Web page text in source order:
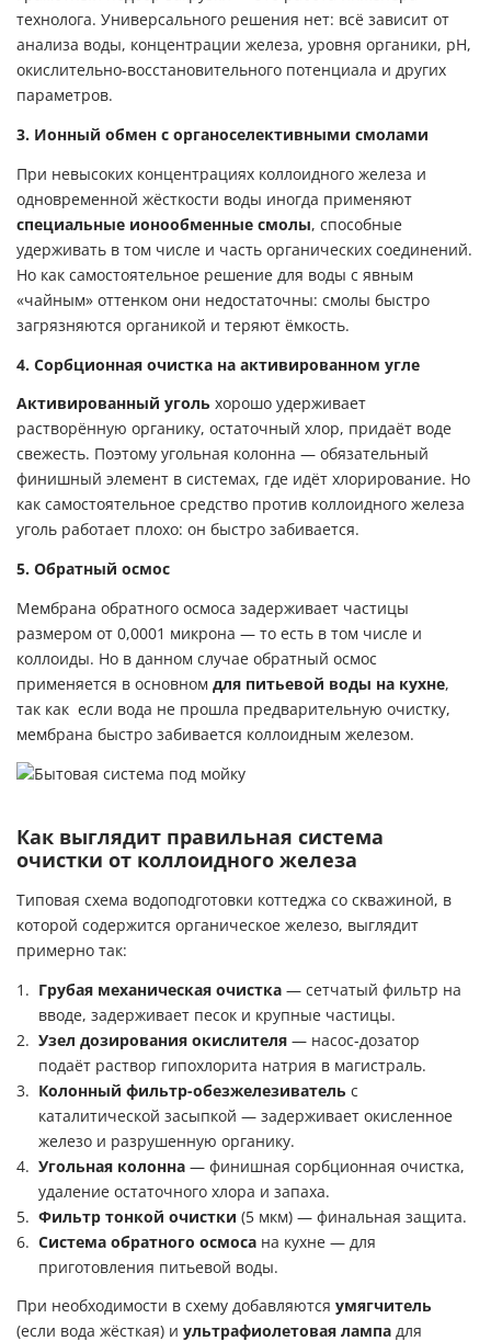
технолога. Универсального решения нет: всё зависит от
анализа воды, концентрации железа, уровня органики, pH,
окислительно-восстановительного потенциала и других
параметров.
3. Ионный обмен с органоселективными смолами
При невысоких концентрациях коллоидного железа и
одновременной жёсткости воды иногда применяют
специальные ионообменные смолы, способные
удерживать в том числе и часть органических соединений.
Но как самостоятельное решение для воды с явным
«чайным» оттенком они недостаточны: смолы быстро
загрязняются органикой и теряют ёмкость.
4. Сорбционная очистка на активированном угле
Активированный уголь хорошо удерживает
растворённую органику, остаточный хлор, придаёт воде
свежесть. Поэтому угольная колонна — обязательный
финишный элемент в системах, где идёт хлорирование. Но
как самостоятельное средство против коллоидного железа
уголь работает плохо: он быстро забивается.
5. Обратный осмос
Мембрана обратного осмоса задерживает частицы
размером от 0,0001 микрона — то есть в том числе и
коллоиды. Но в данном случае обратный осмос
применяется в основном для питьевой воды на кухне,
так как если вода не прошла предварительную очистку,
мембрана быстро забивается коллоидным железом.
Как выглядит правильная система
очистки от коллоидного железа
Типовая схема водоподготовки коттеджа со скважиной, в
которой содержится органическое железо, выглядит
примерно так:
Грубая механическая очистка — сетчатый фильтр на
вводе, задерживает песок и крупные частицы.
Узел дозирования окислителя — насос-дозатор
подаёт раствор гипохлорита натрия в магистраль.
Колонный фильтр-обезжелезиватель с
каталитической засыпкой — задерживает окисленное
железо и разрушенную органику.
Угольная колонна — финишная сорбционная очистка,
удаление остаточного хлора и запаха.
Фильтр тонкой очистки (5 мкм) — финальная защита.
Система обратного осмоса на кухне — для
приготовления питьевой воды.
При необходимости в схему добавляются умягчитель
(если вода жёсткая) и ультрафиолетовая лампа для